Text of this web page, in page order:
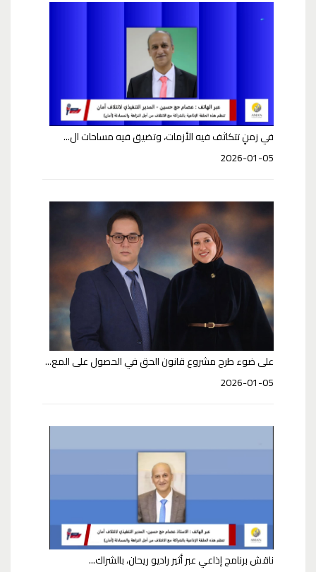
في زمنٍ تتكاثف فيه الأزمات، وتضيق فيه مساحات ال...
2026-01-05
على ضوء طرح مشروع قانون الحق في الحصول على المع...
2026-01-05
ناقش برنامج إذاعي عبر أثير راديو ريحان، بالشراك...